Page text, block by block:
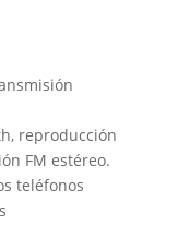
reproducción
FM estéreo.
teléfonos